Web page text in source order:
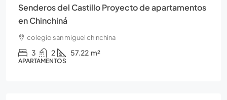
Senderos del Castillo Proyecto de apartamentos
en Chinchiná
colegio san miguel chinchina
3 2 57.22 m²
APARTAMENTOS